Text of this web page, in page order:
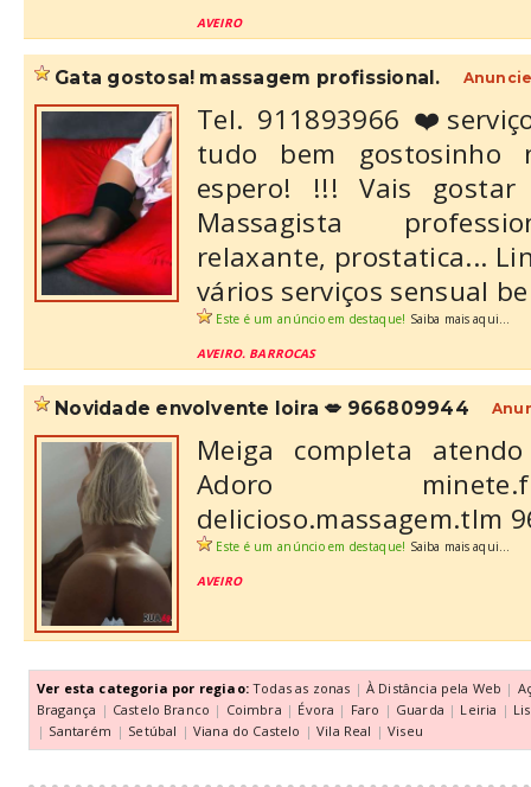
AVEIRO
gata gostosa! massagem profissional.
Tel. 911893966
tudo bem gostosinho
espero! !!! Vais gostar
Massagista
relaxante, prostatica...
vários serviços sensual
Este é um anúncio em destaque! Saiba mais aqui...
AVEIRO. BARROCAS
novidade envolvente loira 💋 966809944
Meiga completa
Adoro
delicioso.massagem.tlm
Este é um anúncio em destaque! Saiba mais aqui...
AVEIRO
Ver esta categoria por regiao: Todas as zonas | À Distância pela Web |
Bragança | Castelo Branco | Coimbra | Évora | Faro | Guarda | Leiria |
| Santarém | Setúbal | Viana do Castelo | Vila Real | Viseu